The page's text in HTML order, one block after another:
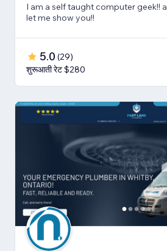
I am a self taught computer geek!!
let me show you!!
5.0 (29)
शुरूआती रेट $280